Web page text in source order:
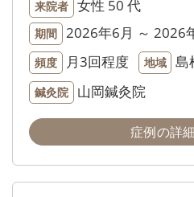
来院者 女性 50 代
期間 2026年6月 ～ 2026
頻度 月3回程度 地域 島
鍼灸院 山岡鍼灸院
症例の詳